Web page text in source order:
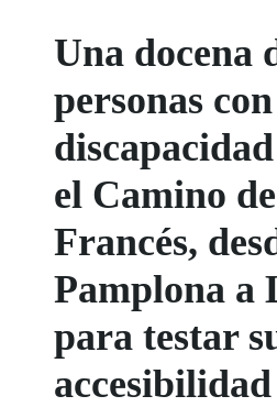
Una docena
personas con
el Camino
Francés,
Pamplona a
para testar
accesibilidad